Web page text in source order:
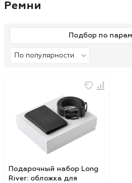
Ремни
Подбор по
Подарочный набор Long
River: обложка для